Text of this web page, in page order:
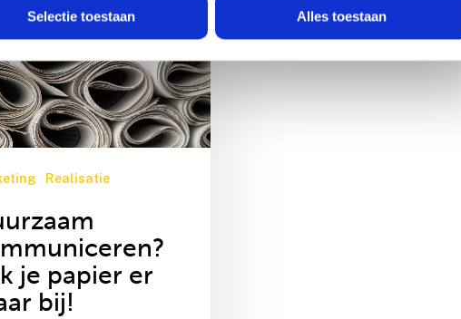
deze gegevens combineren met andere informatie die u aan ze heeft
uw gebruik van hun services.
Selectie toestaan Alles toestaan
Realisatie
je papier er
bij!